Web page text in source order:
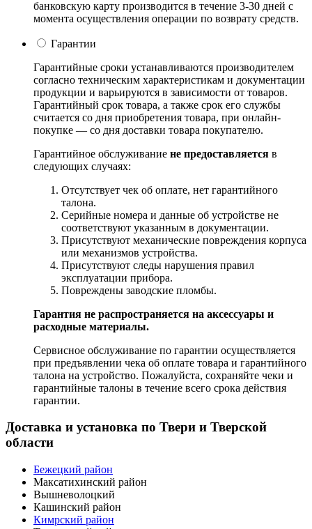
банковскую карту производится в течение 3-30 дней с
момента осуществления операции по возврату средств.
Гарантии
Гарантийные сроки устанавливаются производителем
согласно техническим характеристикам и документации
продукции и варьируются в зависимости от товаров.
Гарантийный срок товара, а также срок его службы
считается со дня приобретения товара, при онлайн-
покупке — со дня доставки товара покупателю.
Гарантийное обслуживание не предоставляется в
следующих случаях:
Отсутствует чек об оплате, нет гарантийного
талона.
Серийные номера и данные об устройстве не
соответствуют указанным в документации.
Присутствуют механические повреждения корпуса
или механизмов устройства.
Присутствуют следы нарушения правил
эксплуатации прибора.
Повреждены заводские пломбы.
Гарантия не распространяется на аксессуары и
расходные материалы.
Сервисное обслуживание по гарантии осуществляется
при предъявлении чека об оплате товара и гарантийного
талона на устройство. Пожалуйста, сохраняйте чеки и
гарантийные талоны в течение всего срока действия
гарантии.
Доставка и установка по Твери и Тверской
области
Бежецкий район
Максатихинский район
Вышневолоцкий
Кашинский район
Кимрский район